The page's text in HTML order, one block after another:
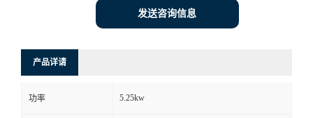
发送咨询信息
产品详请
功率 5.25kw